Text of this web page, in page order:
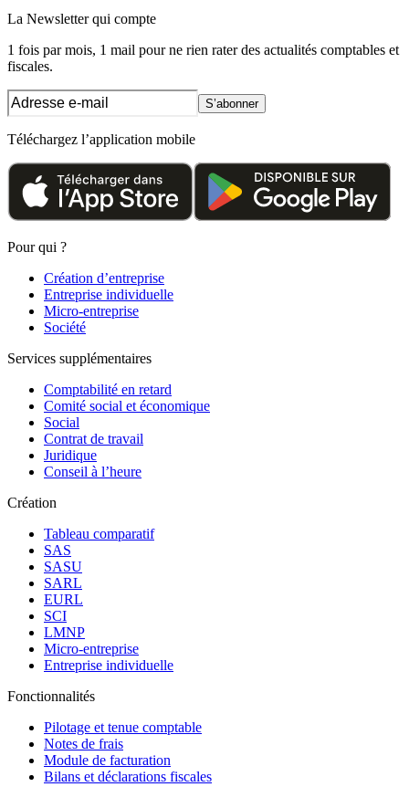
La Newsletterqui compte
1 fois par mois, 1 mail pour ne rien rater des actualités comptables et
fiscales.
S’abonner
Téléchargez l’application mobile
Pour qui ?
Création d’entreprise
Entreprise individuelle
Micro-entreprise
Société
Services supplémentaires
Comptabilité en retard
Comité social et économique
Social
Contrat de travail
Juridique
Conseil à l’heure
Création
Tableau comparatif
SAS
SASU
SARL
EURL
SCI
LMNP
Micro-entreprise
Entreprise individuelle
Fonctionnalités
Pilotage et tenue comptable
Notes de frais
Module de facturation
Bilans et déclarations fiscales